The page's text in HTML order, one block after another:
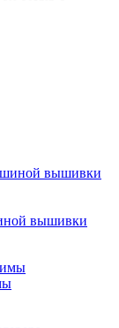
вышивки